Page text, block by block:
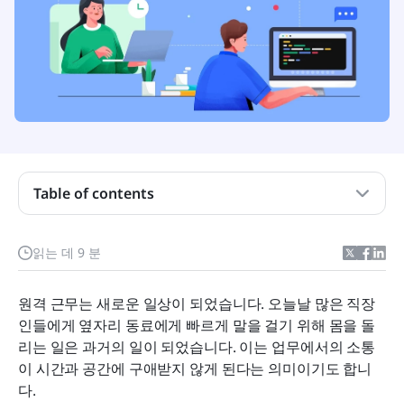
읽는 데 9 분
원격 근무는 새로운 일상이 되었습니다. 오늘날 많은 직장
인들에게 옆자리 동료에게 빠르게 말을 걸기 위해 몸을 돌
리는 일은 과거의 일이 되었습니다. 이는 업무에서의 소통
이 시간과 공간에 구애받지 않게 된다는 의미이기도 합니
다.
Table of contents
비동기 통신이란 무엇인가요?
비동기식 커뮤니케이션이 먼저인 이유: 알아야 할 5
1. 업무에서 비동기 우선 방식을 장려합니다
2. 표현력 있게 소통하기